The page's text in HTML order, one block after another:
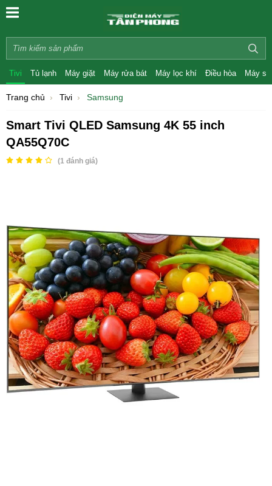
Tivi Tủ lạnh Máy giặt Máy rửa bát Máy lọc khí Điều hòa Máy
Trang chủ Tivi Samsung
Smart Tivi QLED Samsung 4K 55 inch
QA55Q70C
(1 đánh giá)